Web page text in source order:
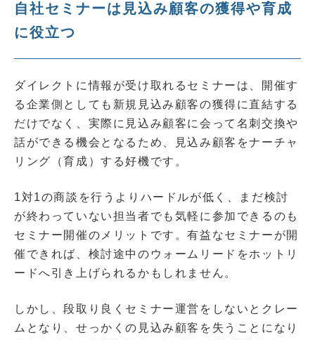
自社セミナーは見込み顧客の獲得や育成
に役立つ
ダイレクトに情報が受け取れるセミナーは、開催す
る企業側としても新規見込み顧客の獲得に直結する
だけでなく、実際に見込み顧客に会って名刺交換や
話ができる機会となるため、見込み顧客をナーチャ
リング（育成）する好機です。
1対1の商談を行うよりハードルが低く、まだ検討
が終わっていない担当者でも気軽に参加できるのも
セミナー開催のメリットです。有益なセミナーが開
催できれば、検討途中のウォームリードをホットリ
ードへ引き上げられるかもしれません。
しかし、段取り良くセミナー運営をしないとクレー
ムとなり、せっかくの見込み顧客を失うことになり